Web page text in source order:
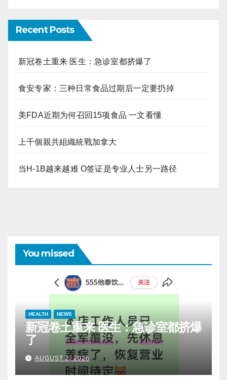
Recent Posts
新冠卷土重来 医生：急诊室都挤爆了
食安专家：三种日常食品过期后一定要扔掉
美FDA近期为何召回15项食品 一文看懂
上千個親共組織統戰加拿大
当H-1B越来越难 O签证是专业人士另一路径
You missed
HEALTH NEWS
新冠卷土重来 医生：急诊室都挤爆
了
AUGUST 2, 2026